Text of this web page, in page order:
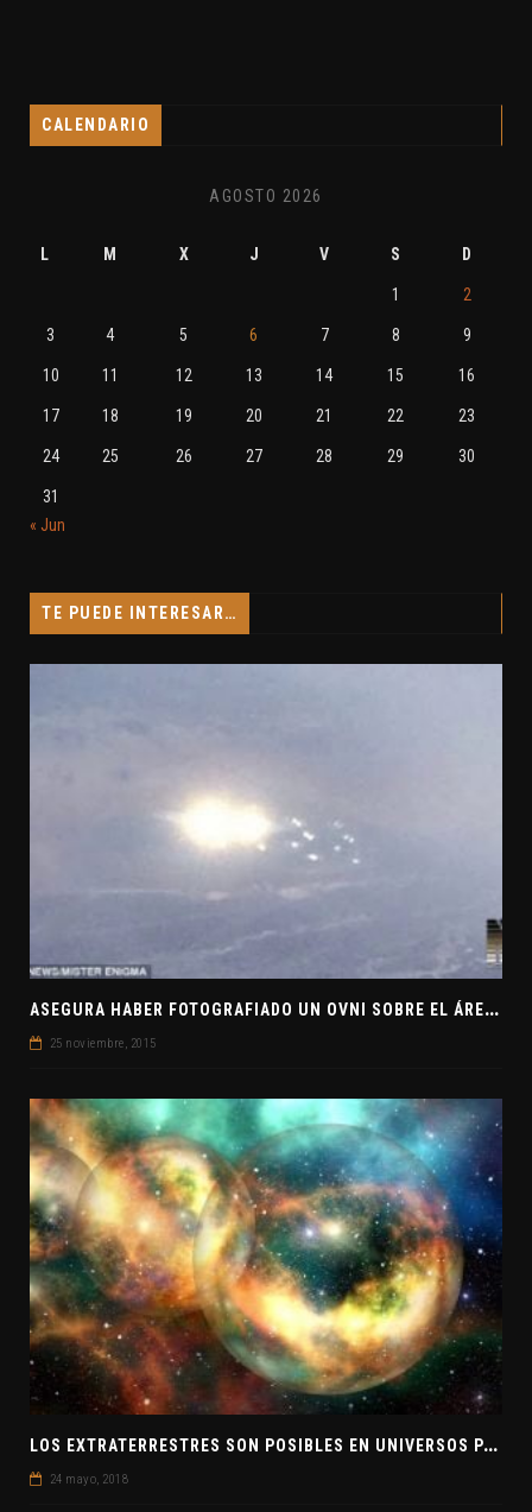
CALENDARIO
AGOSTO 2026
L M X J V S D
1 2
3 4 5 6 7 8 9
10 11 12 13 14 15 16
17 18 19 20 21 22 23
24 25 26 27 28 29 30
31
« Jun
TE PUEDE INTERESAR…
A
SEGURA HABER FOTOGRAFIADO UN OVNI SOBRE EL ÁREA 51
25 noviembre, 2015
L
OS EXTRATERRESTRES SON POSIBLES EN UNIVERSOS PARALELOS
24 mayo, 2018